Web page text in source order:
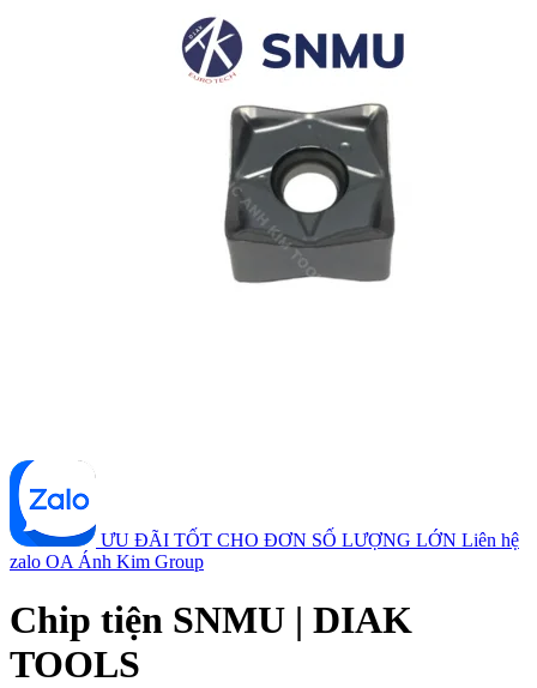
ƯU ĐÃI TỐT CHO ĐƠN SỐ LƯỢNG LỚN Liên hệ
zalo OA Ánh Kim Group
Chip tiện SNMU | DIAK
TOOLS